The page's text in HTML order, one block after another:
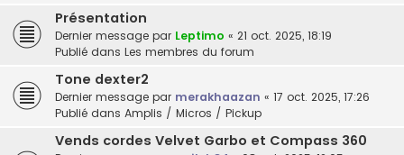
Présentation
Dernier message par Leptimo « 21 oct. 2025, 18:19
Publié dans Les membres du forum
Tone dexter2
Dernier message par merakhaazan « 17 oct. 2025, 17:26
Publié dans Amplis / Micros / Pickup
Vends cordes Velvet Garbo et Compass 360